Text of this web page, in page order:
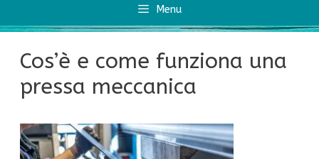
Menu
Cos’è e come funziona una
pressa meccanica